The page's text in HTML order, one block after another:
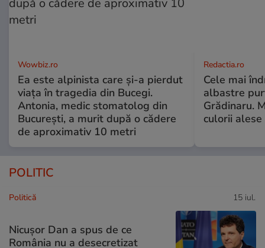
Wowbiz.ro
Ea este alpinista care și-a pierdut
viața în tragedia din Bucegi.
Antonia, medic stomatolog din
București, a murit după o cădere
de aproximativ 10 metri
Redactia.ro
Cele mai
albastre
Grădinaru.
culorii
POLITIC
Politică 15 iul.
Nicușor Dan a spus de ce
România nu a desecretizat